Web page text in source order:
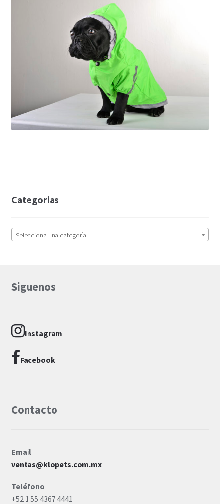
Categorias
Selecciona una categoría
Siguenos
Instagram
Facebook
Contacto
Email
ventas@klopets.com.mx
Teléfono
+52 1 55 4367 4441